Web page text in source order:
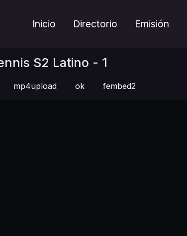
Inicio Directorio Emisión
S2 Latino - 1
mp4upload ok fembed2